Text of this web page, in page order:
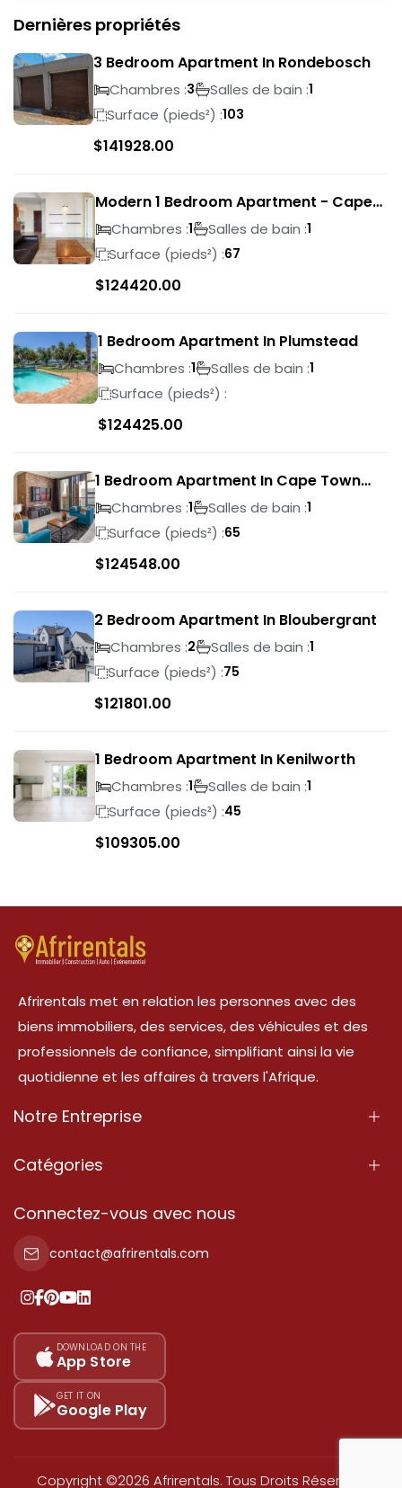
Dernières propriétés
3 Bedroom Apartment In Rondebosch
Chambres :3 Salles de bain :1
Surface (pieds²) :103
$141928.00
Modern 1 Bedroom Apartment - Cape
TownChambres :1 Salles de bain :1
Surface (pieds²) :67
$124420.00
1 Bedroom Apartment In Plumstead
Chambres :1 Salles de bain :1
Surface (pieds²) :
$124425.00
1 Bedroom Apartment In Cape Town
City Centre
Chambres :1 Salles de bain :1
Surface (pieds²) :65
$124548.00
2 Bedroom Apartment In Bloubergrant
Chambres :2 Salles de bain :1
Surface (pieds²) :75
$121801.00
1 Bedroom Apartment In Kenilworth
Chambres :1 Salles de bain :1
Surface (pieds²) :45
$109305.00
Afrirentals met en relation les personnes avec des
biens immobiliers, des services, des véhicules et des
professionnels de confiance, simplifiant ainsi la vie
quotidienne et les affaires à travers l'Afrique.
Notre Entreprise
À Propos
Conditions d'Utilisation
Politique de Confidentialité
Nos tarifs
Plan du site
Catégories
Propriété
Propriété à vendre
Propriété à louer
Ajoutez votre témoignage
Connectez-vous avec nous
contact@afrirentals.com
DOWNLOAD ON THE
App Store
GET IT ON
Google Play
Copyright ©2026 Afrirentals. Tous Droits Réservés.